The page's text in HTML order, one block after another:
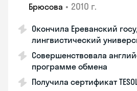
Брюсова • 2010 г.
Окончила Ереванский
лингвистический
Совершенствовала
программе обмена
Получила сертификат